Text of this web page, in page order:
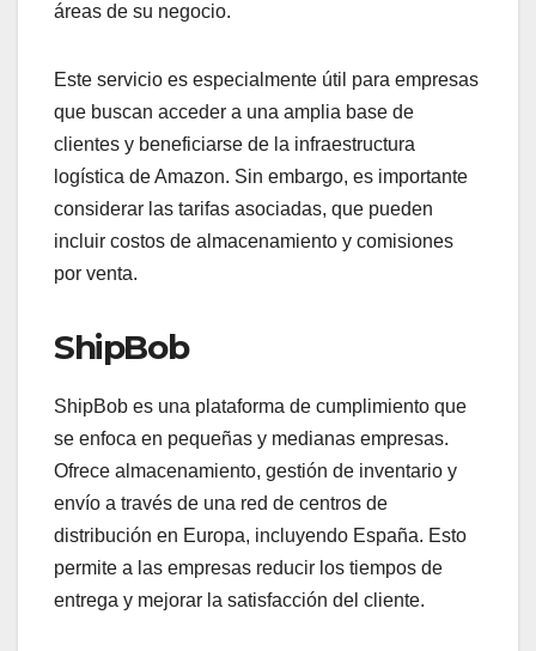
áreas de su negocio.
Este servicio es especialmente útil para empresas
que buscan acceder a una amplia base de
clientes y beneficiarse de la infraestructura
logística de Amazon. Sin embargo, es importante
considerar las tarifas asociadas, que pueden
incluir costos de almacenamiento y comisiones
por venta.
ShipBob
ShipBob es una plataforma de cumplimiento que
se enfoca en pequeñas y medianas empresas.
Ofrece almacenamiento, gestión de inventario y
envío a través de una red de centros de
distribución en Europa, incluyendo España. Esto
permite a las empresas reducir los tiempos de
entrega y mejorar la satisfacción del cliente.